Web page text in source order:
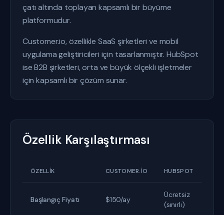
çatı altında toplayan kapsamlı bir büyüme
platformudur.
Customer.io, özellikle SaaS şirketleri ve mobil
uygulama geliştiricileri için tasarlanmıştır. HubSpot
ise B2B şirketleri, orta ve büyük ölçekli işletmeler
için kapsamlı bir çözüm sunar.
Özellik Karşılaştırması
ÖZELLIK CUSTOMER.IO HUBSPOT
Başlangıç Fiyatı $150/ay
Ücretsiz
(sınırlı)